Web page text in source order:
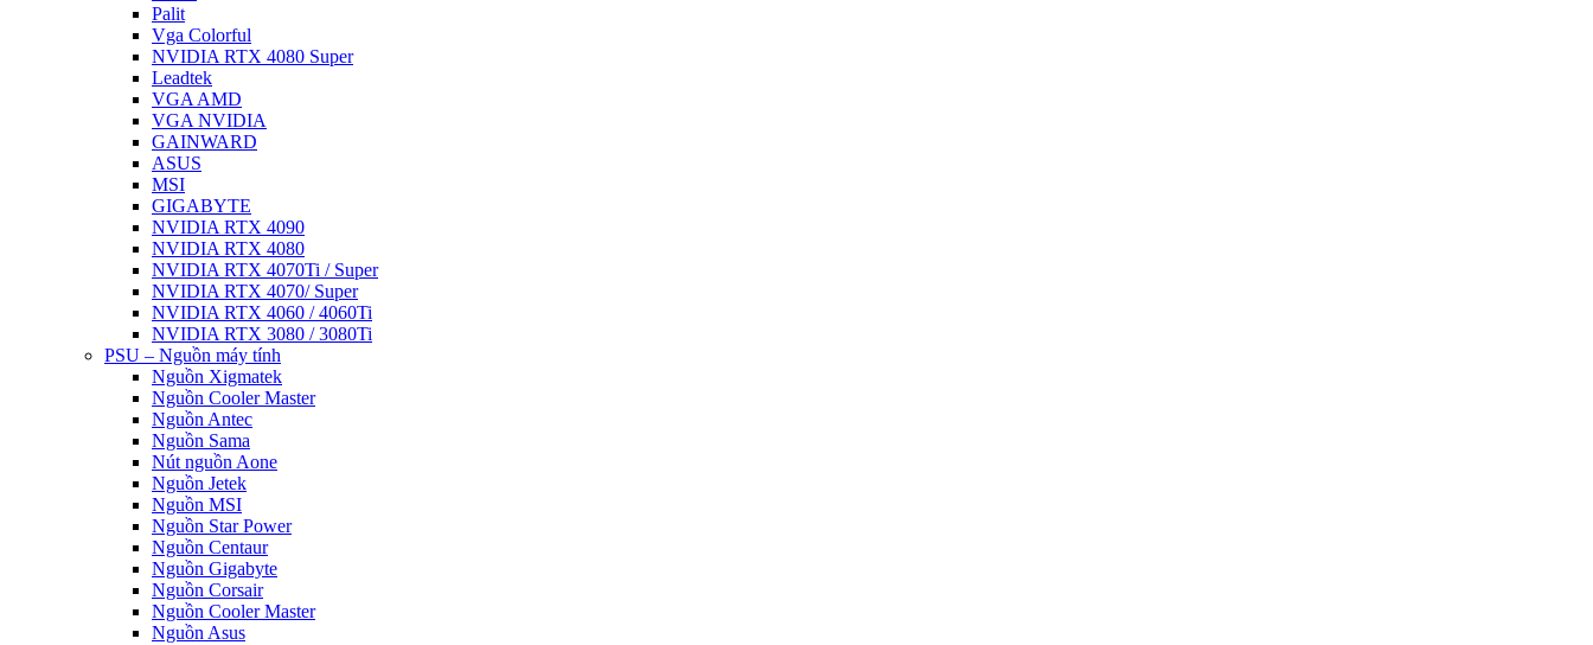
Palit
Vga Colorful
NVIDIA RTX 4080 Super
Leadtek
VGA AMD
VGA NVIDIA
GAINWARD
ASUS
MSI
GIGABYTE
NVIDIA RTX 4090
NVIDIA RTX 4080
NVIDIA RTX 4070Ti / Super
NVIDIA RTX 4070/ Super
NVIDIA RTX 4060 / 4060Ti
NVIDIA RTX 3080 / 3080Ti
PSU – Nguồn máy tính
Nguồn Xigmatek
Nguồn Cooler Master
Nguồn Antec
Nguồn Sama
Nút nguồn Aone
Nguồn Jetek
Nguồn MSI
Nguồn Star Power
Nguồn Centaur
Nguồn Gigabyte
Nguồn Corsair
Nguồn Cooler Master
Nguồn Asus